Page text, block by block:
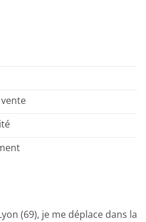
(69), je me déplace dans la